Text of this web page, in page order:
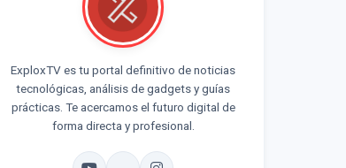
ExploxTV es tu portal definitivo de noticias
tecnológicas, análisis de gadgets y guías
prácticas. Te acercamos el futuro digital de
forma directa y profesional.